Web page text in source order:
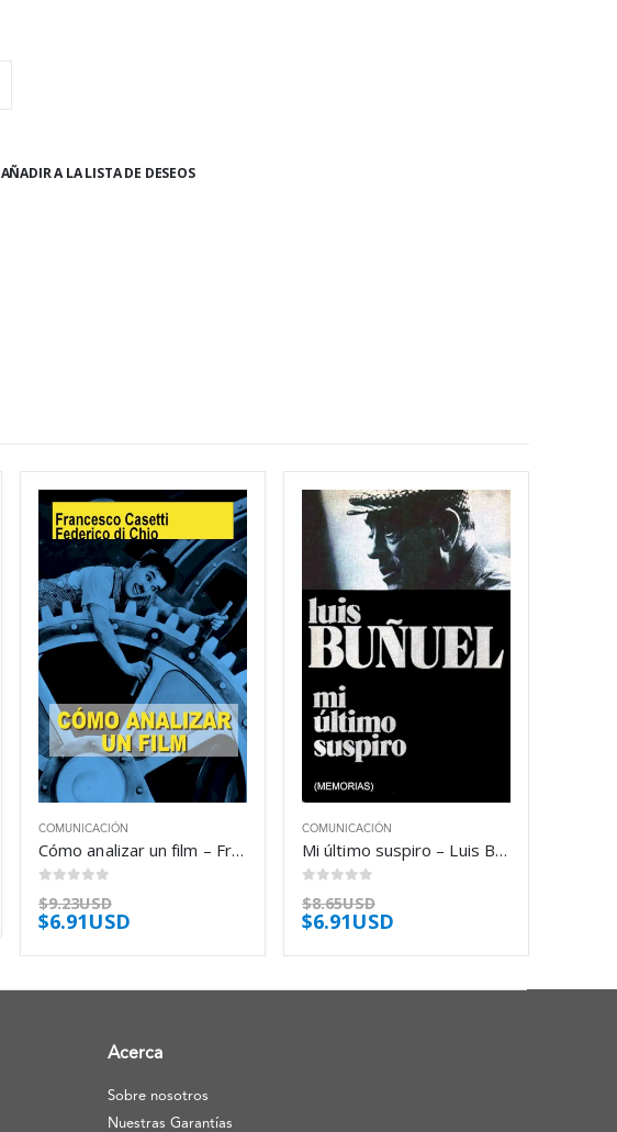
AÑADIR A LA LISTA DE DESEOS
COMUNICACIÓN
Cómo analizar un film – Francesco Casetti
$9.23USD
$6.91USD
COMUNICACIÓN
Mi último suspiro – Luis Buñuel
$8.65USD
$6.91USD
Acerca
Sobre nosotros
Nuestras Garantías